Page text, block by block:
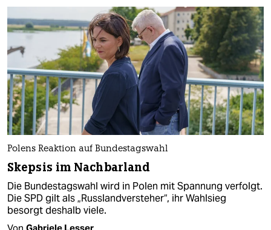
Polens Reaktion auf Bundestagswahl
Skepsis im Nachbarland
Die Bundestagswahl wird in Polen mit Spannung verfolgt.
Die SPD gilt als „Russlandversteher“, ihr Wahlsieg
besorgt deshalb viele.